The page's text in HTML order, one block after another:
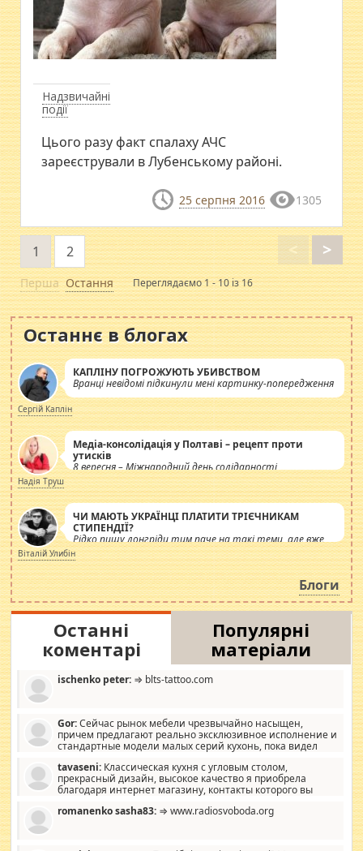
Надзвичайні
події
Цього разу факт спалаху АЧС
зареєстрували в Лубенському районі.
25 серпня 2016 1305
Перша
<
1 2 >
Остання Переглядаємо 1 - 10 із 16
Останнє в блогах
КАПЛІНУ ПОГРОЖУЮТЬ УБИВСТВОМ
Вранці невідомі підкинули мені картинку-попередження
Сергій Каплін
Медіа-консолідація у Полтаві – рецепт проти
утисків
8 вересня – Міжнародний день солідарності
журналістів.
Надія Труш
ЧИ МАЮТЬ УКРАЇНЦІ ПЛАТИТИ ТРІЄЧНИКАМ
СТИПЕНДІЇ?
Рідко пишу лонгріди тим паче на такі теми, але вже
просто дістало! Обурюють сьогоднішні інсенуації
навколо стипендіального питання. Штучно
роздувається ще одна соціальна катастрофа.
Віталій Улибін
Блоги
Останні
коментарі
Популярні
матеріали
ischenko peter: ⇒ blts-tattoo.com
Gor:Сейчас рынок мебели чрезвычайно насыщен,
причем предлагают реально эксклюзивное исполнение и
стандартные модели малых серий кухонь, пока видел
стандартные формы, в MebelOk, креативненько и что главное -
со вкусом все в порядке, без ненужных наворотов удорожающих
мебель, а это не последний фактор.
tavaseni: Классическая кухня с угловым столом,
прекрасный дизайн, высокое качество я приобрела
благодаря интернет магазину, контакты которого вы
romanenko sasha83: ⇒ www.radiosvoboda.org